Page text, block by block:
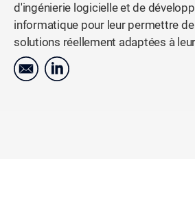
d'ingénierie logicielle et de
informatique pour leur permettre
solutions réellement adaptées à